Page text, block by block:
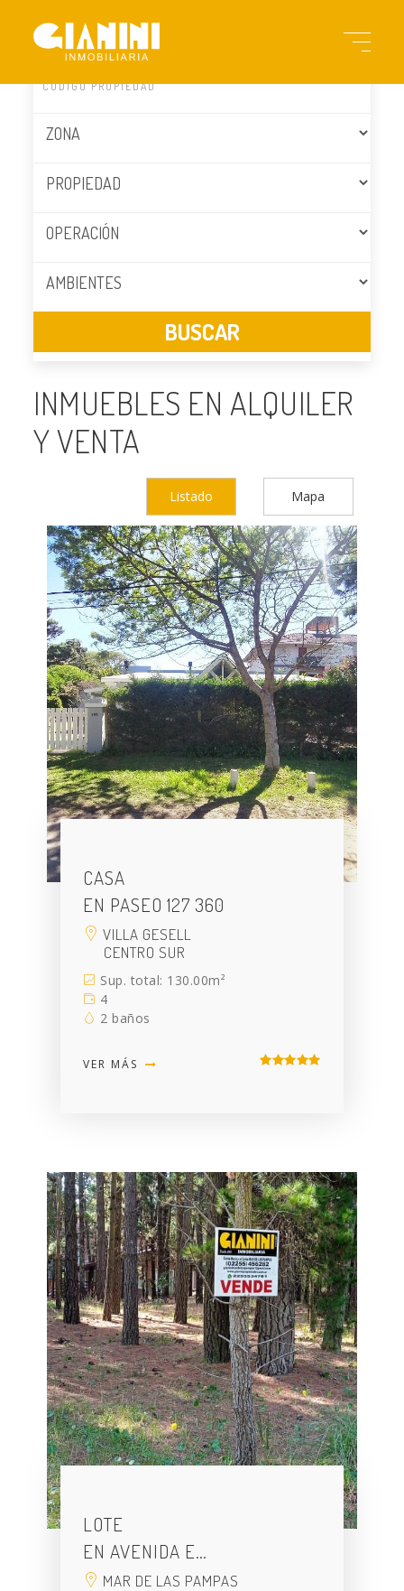
INMUEBLES EN ALQUILER
Y VENTA
Listado Mapa
CASA
EN PASEO 127 360
VILLA GESELL
CENTRO SUR
Sup. total: 130.00m²
4
2 baños
VER MÁS
LOTE
EN AVENIDA E…
MAR DE LAS PAMPAS